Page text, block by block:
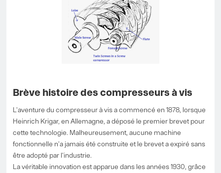
Brève histoire des compresseurs à vis
L'aventure du compresseur à vis a commencé en 1878, lorsque
Heinrich Krigar, en Allemagne, a déposé le premier brevet pour
cette technologie. Malheureusement, aucune machine
fonctionnelle n'a jamais été construite et le brevet a expiré sans
être adopté par l'industrie.
La véritable innovation est apparue dans les années 1930, grâce